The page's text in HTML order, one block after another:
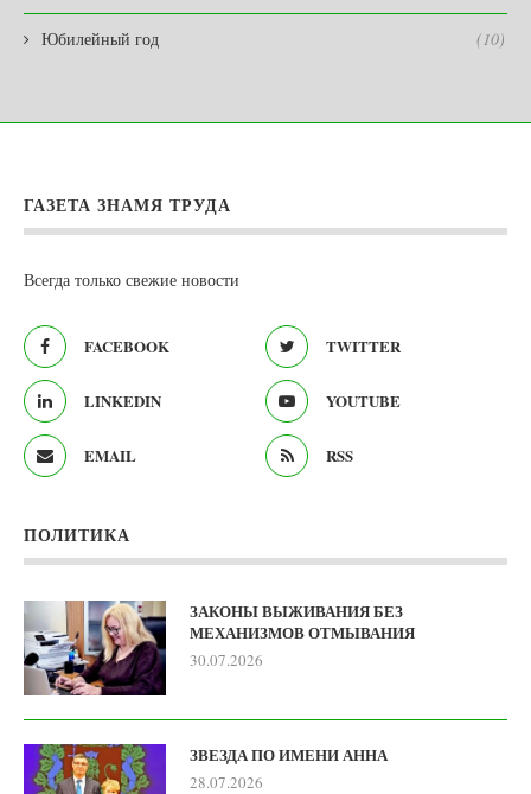
Юбилейный год (10)
ГАЗЕТА ЗНАМЯ ТРУДА
Всегда только свежие новости
FACEBOOK TWITTER
LINKEDIN YOUTUBE
EMAIL RSS
ПОЛИТИКА
ЗАКОНЫ ВЫЖИВАНИЯ БЕЗ
МЕХАНИЗМОВ ОТМЫВАНИЯ
30.07.2026
ЗВЕЗДА ПО ИМЕНИ АННА
28.07.2026